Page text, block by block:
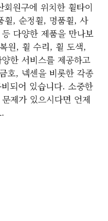
원구에 위치한 휠타이
휠, 순정휠, 명품휠, 사
다양한 제품을 만나보
원, 휠 수리, 휠 도색,
한 서비스를 제공하고
호, 넥센을 비롯한 각종
되어 있습니다. 소중한
제가 있으시다면 언제